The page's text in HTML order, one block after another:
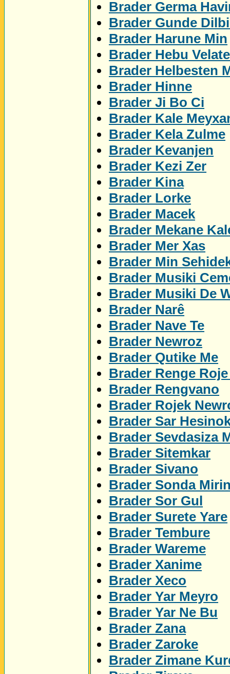
Brader Germa
Brader Gunde
Brader Harune Min
Brader Hebu
Brader Helbesten
Brader Hinne
Brader Ji Bo Ci
Brader Kale
Brader Kela Zulme
Brader Kevanjen
Brader Kezi Zer
Brader Kina
Brader Lorke
Brader Macek
Brader Mekane
Brader Mer Xas
Brader Min
Brader Musiki
Brader Musiki De
Brader Narê
Brader Nave Te
Brader Newroz
Brader Qutike Me
Brader Renge
Brader Rengvano
Brader Rojek
Brader Sar
Brader Sevdasiza
Brader Sitemkar
Brader Sivano
Brader Sonda
Brader Sor Gul
Brader Surete Yare
Brader Tembure
Brader Wareme
Brader Xanime
Brader Xeco
Brader Yar Meyro
Brader Yar Ne Bu
Brader Zana
Brader Zaroke
Brader Zimane